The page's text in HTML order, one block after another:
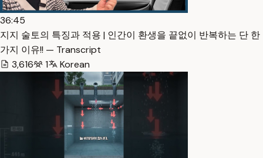
36:45
지지 술토의 특징과 적용 | 인간이 환생을 끝없이 반복하는 단 한
가지 이유!! — Transcript
3,616
1 Korean